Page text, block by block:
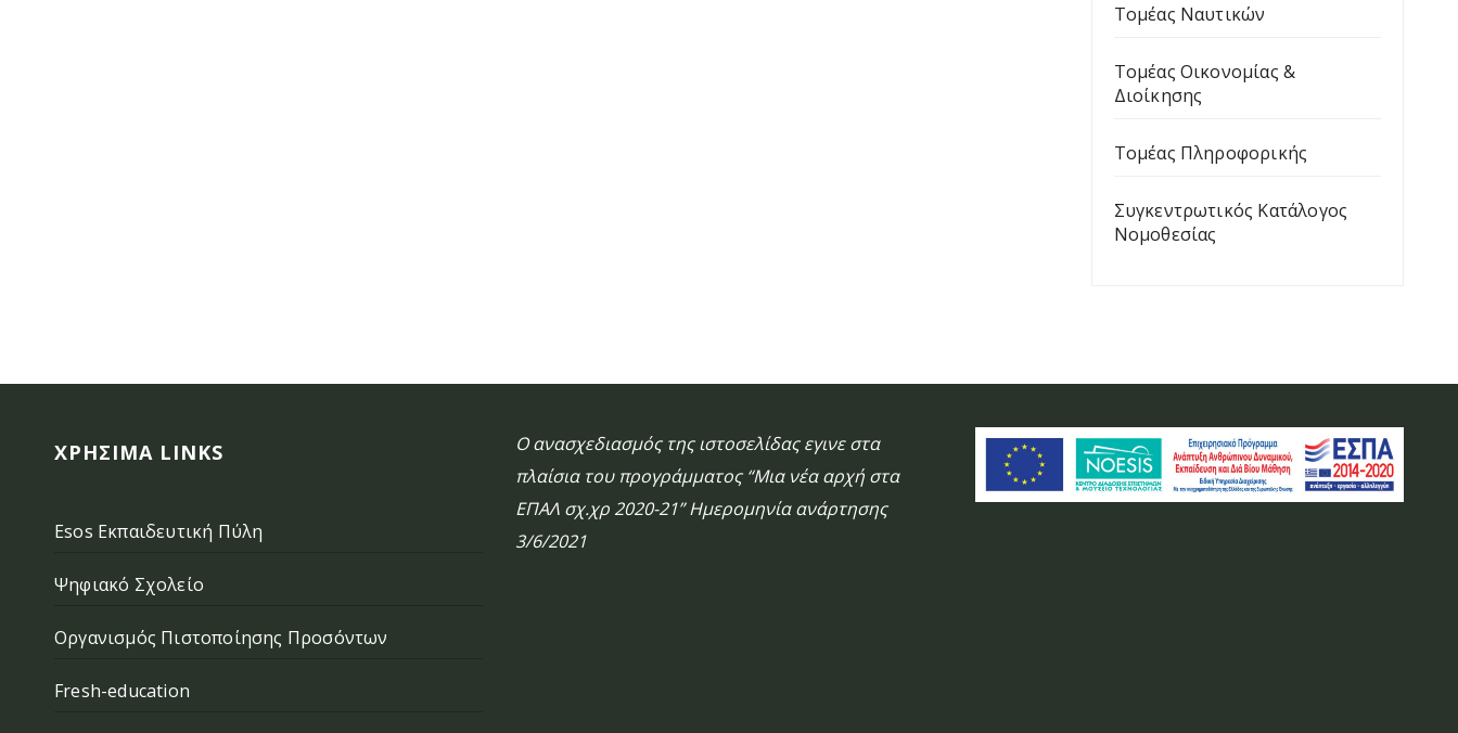
Τομέας Ναυτικών
Τομέας Οικονομίας &
Διοίκησης
Τομέας Πληροφορικής
Συγκεντρωτικός Κατάλογος
Νομοθεσίας
ΧΡΉΣΙΜΑ LINKS
Esos Εκπαιδευτική Πύλη
Ψηφιακό Σχολείο
Οργανισμός Πιστοποίησης Προσόντων
Fresh-education
Ο ανασχεδιασμός της ιστοσελίδας εγινε στα
πλαίσια του προγράμματος “Μια νέα αρχή στα
ΕΠΑΛ σχ.χρ 2020-21” Ημερομηνία ανάρτησης
3/6/2021